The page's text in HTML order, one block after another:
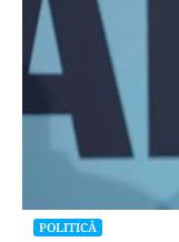
POLITICĂ